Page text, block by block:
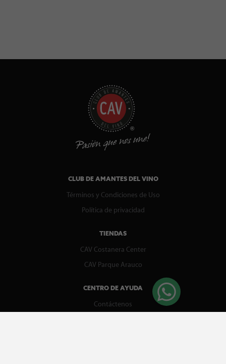
CLUB DE AMANTES DEL VINO
Términos y Condiciones de Uso
Política de privacidad
TIENDAS
CAV Costanera Center
CAV Parque Arauco
CENTRO DE AYUDA
Contáctenos